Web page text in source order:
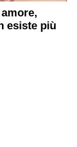
esiste più